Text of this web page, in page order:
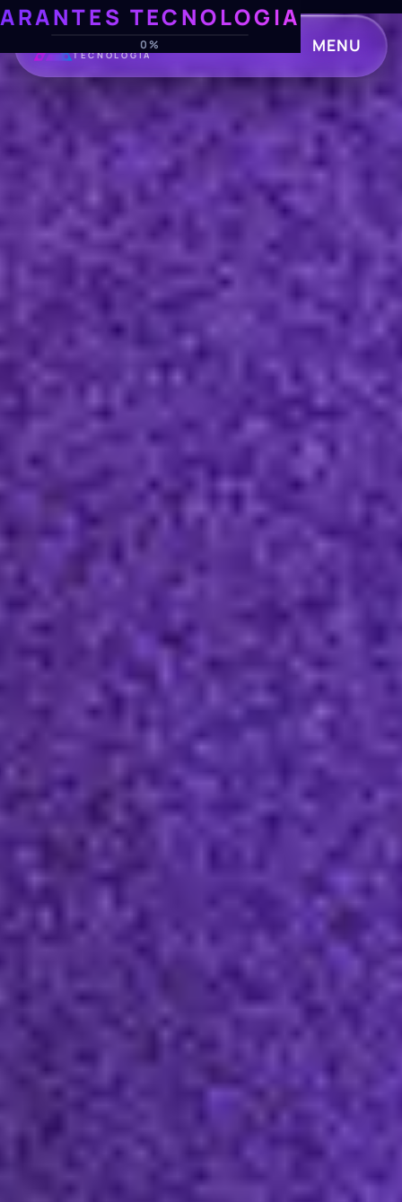
ARANTES TECNOLOGIA
0%
ARANTES
TECNOLOGIA MENU